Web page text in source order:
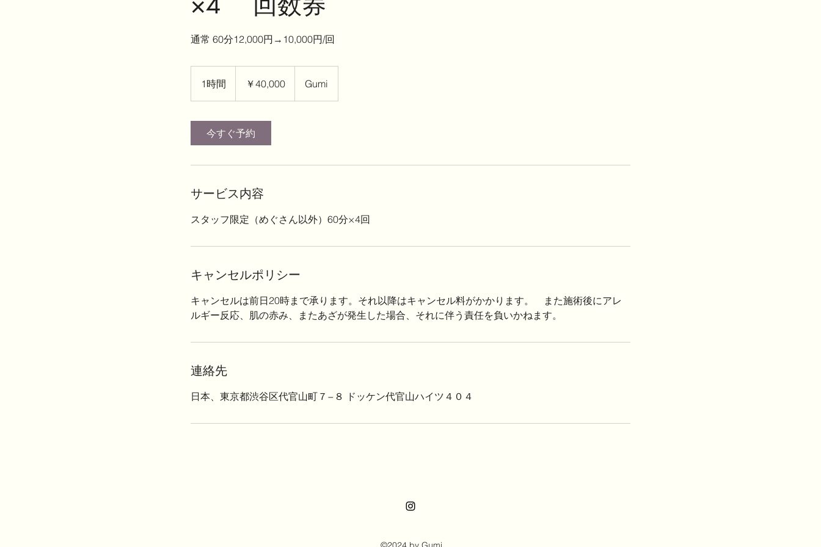
通常 60分12,000円→10,000円/回
1時間
時
￥40,000 Gumi
今すぐ予約
サービス内容
スタッフ限定（めぐさん以外）60分×4回
キャンセルポリシー
キャンセルは前日20時まで承ります。それ以降はキャンセル料がかかります。 また施術後にアレ
ルギー反応、肌の赤み、またあざが発生した場合、それに伴う責任を負いかねます。
連絡先
日本、東京都渋谷区代官山町７−８ ドッケン代官山ハイツ４０４